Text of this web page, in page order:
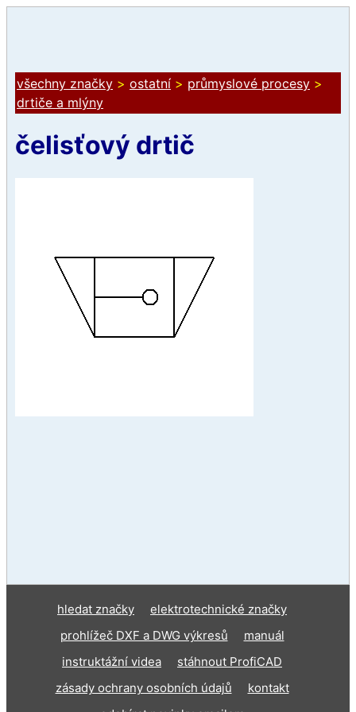
všechny značky > ostatní > průmyslové procesy >
drtiče a mlýny
čelisťový drtič
hledat značky
elektrotechnické značky
prohlížeč DXF a DWG výkresů
manuál
instruktážní videa
stáhnout ProfiCAD
zásady ochrany osobních údajů
kontakt